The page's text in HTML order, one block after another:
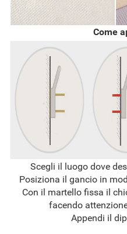
Come
Scegli il luogo dove
Posiziona il gancio in
Con il martello fissa il
facendo
Appendi il